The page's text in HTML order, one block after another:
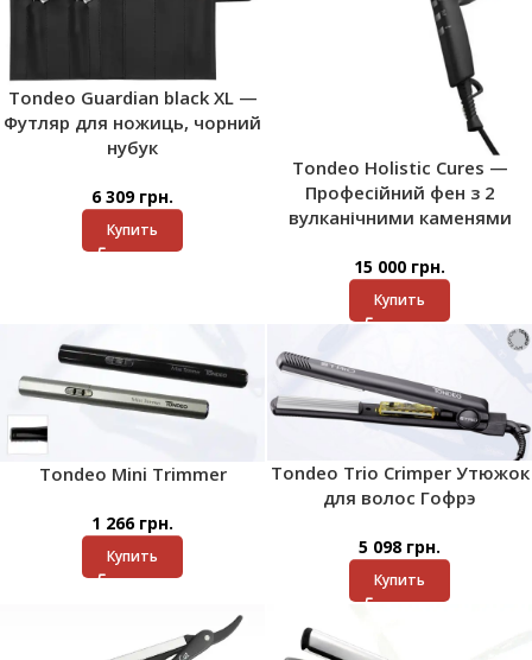
Tondeo Guardian black XL —
Футляр для ножиць, чорний
нубук
6 309 грн.
Купить
Tondeo Holistic Cures —
Професійний фен з 2
вулканічними каменями
15 000 грн.
Купить
Tondeo Mini Trimmer
1 266 грн.
Купить
Tondeo Trio Crimper Утюжок
для волос Гофрэ
5 098 грн.
Купить